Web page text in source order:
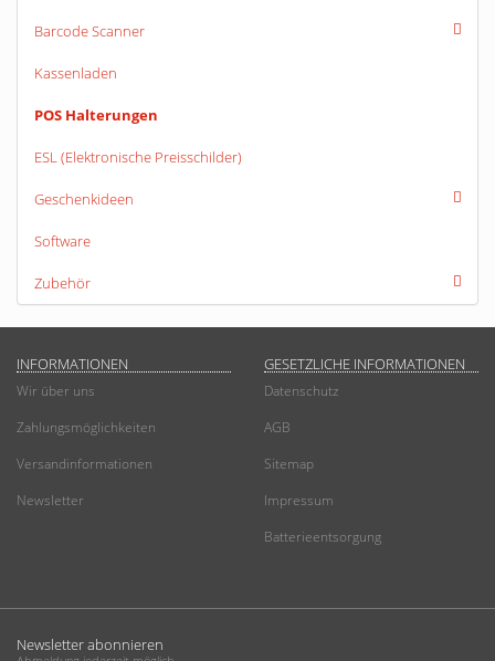
Barcode Scanner
Kassenladen
POS Halterungen
ESL (Elektronische Preisschilder)
Geschenkideen
Software
Zubehör
INFORMATIONEN
Wir über uns
Zahlungsmöglichkeiten
Versandinformationen
Newsletter
GESETZLICHE INFORMATIONEN
Datenschutz
AGB
Sitemap
Impressum
Batterieentsorgung
Newsletter abonnieren